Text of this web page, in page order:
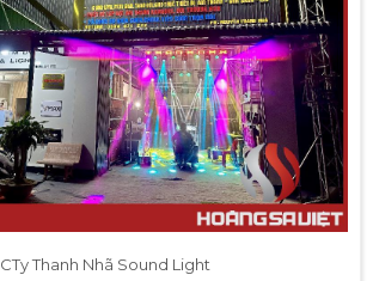
CTy Thanh Nhã Sound Light